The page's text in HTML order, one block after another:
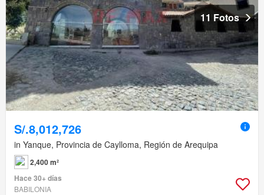
11 Fotos
S/.8,012,726
in Yanque, Provincia de Caylloma, Región de Arequipa
2,400 m²
Hace 30+ días
BABILONIA